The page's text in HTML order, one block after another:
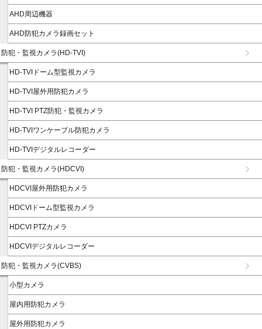
AHD周辺機器
AHD防犯カメラ録画セット
防犯・監視カメラ(HD-TVI)
HD-TVIドーム型監視カメラ
HD-TVI屋外用防犯カメラ
HD-TVI PTZ防犯・監視カメラ
HD-TVIワンケーブル防犯カメラ
HD-TVIデジタルレコーダー
防犯・監視カメラ(HDCVI)
HDCVI屋外用防犯カメラ
HDCVIドーム型監視カメラ
HDCVI PTZカメラ
HDCVIデジタルレコーダー
防犯・監視カメラ(CVBS)
小型カメラ
屋内用防犯カメラ
屋外用防犯カメラ